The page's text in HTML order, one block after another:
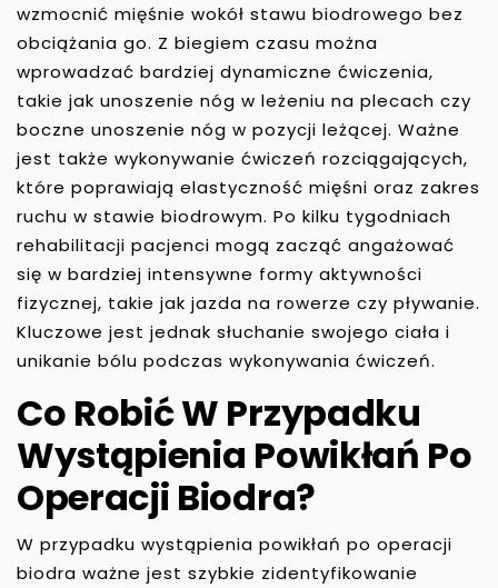
wzmocnić mięśnie wokół stawu biodrowego bez
obciążania go. Z biegiem czasu można
wprowadzać bardziej dynamiczne ćwiczenia,
takie jak unoszenie nóg w leżeniu na plecach czy
boczne unoszenie nóg w pozycji leżącej. Ważne
jest także wykonywanie ćwiczeń rozciągających,
które poprawiają elastyczność mięśni oraz zakres
ruchu w stawie biodrowym. Po kilku tygodniach
rehabilitacji pacjenci mogą zacząć angażować
się w bardziej intensywne formy aktywności
fizycznej, takie jak jazda na rowerze czy pływanie.
Kluczowe jest jednak słuchanie swojego ciała i
unikanie bólu podczas wykonywania ćwiczeń.
Co Robić W Przypadku
Wystąpienia Powikłań Po
Operacji Biodra?
W przypadku wystąpienia powikłań po operacji
biodra ważne jest szybkie zidentyfikowanie